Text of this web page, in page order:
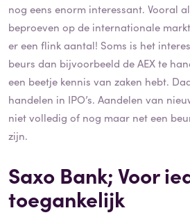
nog eens enorm interessant. Vooral
beproeven op de internationale
er een flink aantal! Soms is het
beurs dan bijvoorbeeld de AEX te
een beetje kennis van zaken hebt.
handelen in IPO’s. Aandelen van
niet volledig of nog maar net een
zijn.
Saxo Bank; Voor
toegankelijk